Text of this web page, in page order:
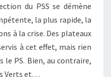
du PSS se démène
la plus rapide, la
à la crise. Des plateaux
à cet effet, mais rien
le PS. Bien, au contraire,
Verts et…